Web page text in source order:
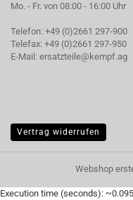
Mo. - Fr. von 08:00 - 16:00 Uhr
Telefon: +49 (0)2661 297-900
Telefax: +49 (0)2661 297-950
E-Mail: ersatzteile@kempf.ag
Vertrag widerrufen
Webshop
Execution time (seconds):